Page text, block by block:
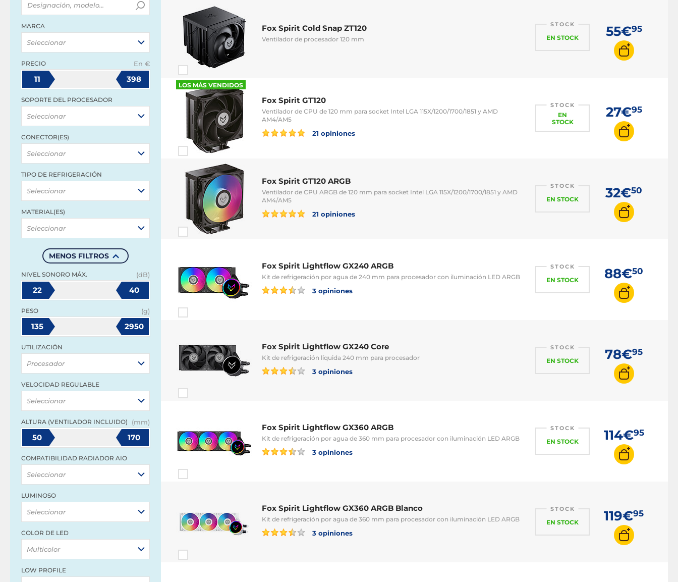
MARCA
Seleccionar
PRECIO En €
11 398
SOPORTE DEL PROCESADOR
Seleccionar
CONECTOR(ES)
Seleccionar
TIPO DE REFRIGERACIÓN
Seleccionar
MATERIAL(ES)
Seleccionar
MENOS FILTROS
NIVEL SONORO MÁX. (dB)
22 40
PESO (g)
135 2950
UTILIZACIÓN
Procesador
VELOCIDAD REGULABLE
Seleccionar
ALTURA (VENTILADOR INCLUIDO) (mm)
50 170
COMPATIBILIDAD RADIADOR AIO
Seleccionar
LUMINOSO
Seleccionar
COLOR DE LED
Multicolor
LOW PROFILE
Fox Spirit Cold Snap ZT120
Ventilador de procesador 120 mm
STOCK
EN STOCK 55€95
LOS MÁS VENDIDOS
Fox Spirit GT120
Ventilador de CPU de 120 mm para socket Intel LGA 115X/1200/1700/1851 y AMD
AM4/AM5
21 opiniones
STOCK
EN
STOCK
27€95
Fox Spirit GT120 ARGB
Ventilador de CPU ARGB de 120 mm para socket Intel LGA 115X/1200/1700/1851 y AMD
AM4/AM5
21 opiniones
STOCK
EN STOCK 32€50
Fox Spirit Lightflow GX240 ARGB
Kit de refrigeración por agua de 240 mm para procesador con iluminación LED ARGB
3 opiniones
STOCK
EN STOCK 88€50
Fox Spirit Lightflow GX240 Core
Kit de refrigeración líquida 240 mm para procesador
3 opiniones
STOCK
EN STOCK 78€95
Fox Spirit Lightflow GX360 ARGB
Kit de refrigeración por agua de 360 mm para procesador con iluminación LED ARGB
3 opiniones
STOCK
EN STOCK 114€95
Fox Spirit Lightflow GX360 ARGB Blanco
Kit de refrigeración por agua de 360 mm para procesador con iluminación LED ARGB
3 opiniones
STOCK
EN STOCK 119€95